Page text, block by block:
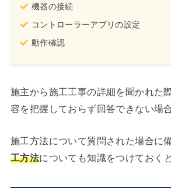
機器の接続
コントローラーアプリの設定
動作確認
施主から施工工事の詳細を聞かれた
容を把握しておらず回答できない場
施工方法について質問された場合に
工方法についても知識をつけておく